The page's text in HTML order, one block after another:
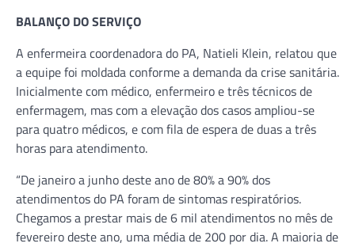
BALANÇO DO SERVIÇO
A enfermeira coordenadora do PA, Natieli Klein, relatou que
a equipe foi moldada conforme a demanda da crise sanitária.
Inicialmente com médico, enfermeiro e três técnicos de
enfermagem, mas com a elevação dos casos ampliou-se
para quatro médicos, e com fila de espera de duas a três
horas para atendimento.
“De janeiro a junho deste ano de 80% a 90% dos
atendimentos do PA foram de sintomas respiratórios.
Chegamos a prestar mais de 6 mil atendimentos no mês de
fevereiro deste ano, uma média de 200 por dia. A maioria de